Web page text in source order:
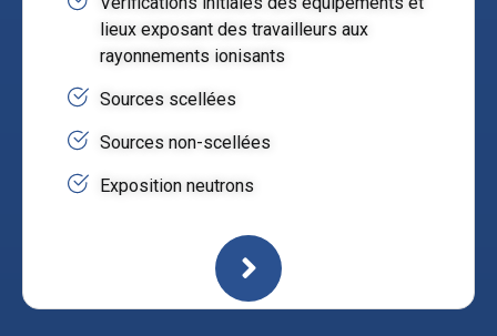
lieux exposant des travailleurs aux
rayonnements ionisants
Sources scellées
Sources non-scellées
Exposition neutrons